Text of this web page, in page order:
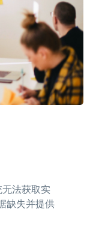
法获取实
缺失并提供